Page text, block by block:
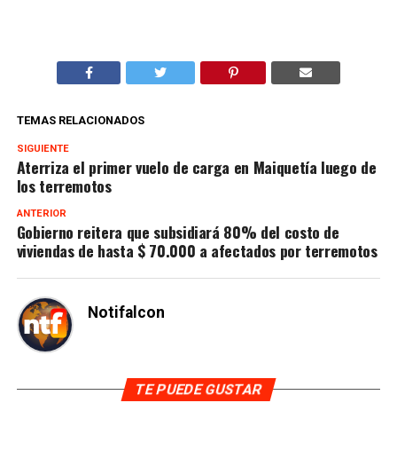
TEMAS RELACIONADOS
SIGUIENTE
Aterriza el primer vuelo de carga en Maiquetía luego de
los terremotos
ANTERIOR
Gobierno reitera que subsidiará 80% del costo de
viviendas de hasta $ 70.000 a afectados por terremotos
Notifalcon
TE PUEDE GUSTAR